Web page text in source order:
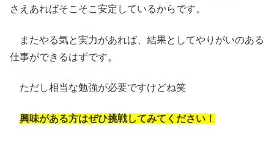
さえあればそこそこ安定しているからです。
またやる気と実力があれば、結果としてやりがいのある
仕事ができるはずです。
ただし相当な勉強が必要ですけどね笑
興味がある方はぜひ挑戦してみてください！